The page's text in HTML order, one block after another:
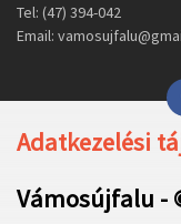
Tel: (47) 394-042
Email:
Adatkezelési
Vámosújfalu -